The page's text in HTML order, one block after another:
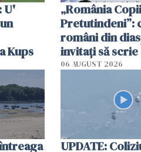
U'
Kups
„România
Pretutindeni”:
români din
invitați să
România într-
06 AUGUST 2026
UPDATE: